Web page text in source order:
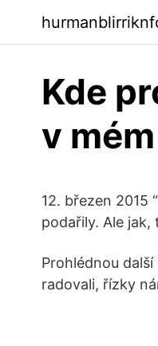
Kde
v
12. březen 2015
podařily. Ale jak,
Prohlédnou
radovali, řízky